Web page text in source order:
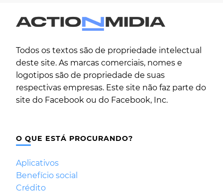
Todos os textos são de propriedade intelectual
deste site. As marcas comerciais, nomes e
logotipos são de propriedade de suas
respectivas empresas. Este site não faz parte do
site do Facebook ou do Facebook, Inc.
O QUE ESTÁ PROCURANDO?
Aplicativos
Benefício social
Crédito